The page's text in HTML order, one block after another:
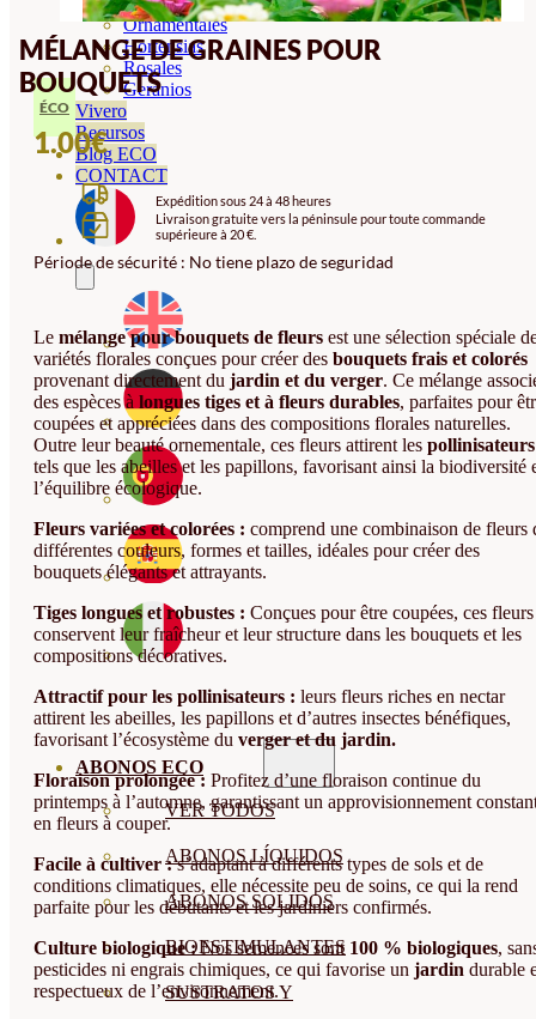
Ornamentales
Hortensias
Rosales
Geranios
Vivero
Recursos
Blog ECO
CONTACT
ABONOS ECO
VER TODOS
ABONOS LÍQUIDOS
ABONOS SOLIDOS
BIOESTIMULANTES
SUSTRATOS Y
MÉLANGE DE GRAINES POUR
BOUQUETS
ÉCO
1.00€
Expédition sous 24 à 48 heures
Livraison gratuite vers la péninsule pour toute commande
supérieure à 20 €.
Période de sécurité : No tiene plazo de seguridad
Le mélange pour bouquets de fleurs est une sélection spéciale
variétés florales conçues pour créer des bouquets frais et colorés
provenant directement du jardin et du verger. Ce mélange
des espèces à longues tiges et à fleurs durables, parfaites pour
coupées et appréciées dans des compositions florales naturelles.
Outre leur beauté ornementale, ces fleurs attirent les pollinisateurs
tels que les abeilles et les papillons, favorisant ainsi la biodiversité
l’équilibre écologique.
Fleurs variées et colorées : comprend une combinaison de fleurs
différentes couleurs, formes et tailles, idéales pour créer des
bouquets élégants et attrayants.
Tiges longues et robustes : Conçues pour être coupées, ces fleurs
conservent leur fraîcheur et leur structure dans les bouquets et les
compositions décoratives.
Attractif pour les pollinisateurs : leurs fleurs riches en nectar
attirent les abeilles, les papillons et d’autres insectes bénéfiques,
favorisant l’écosystème du verger et du jardin.
Floraison prolongée : Profitez d’une floraison continue du
printemps à l’automne, garantissant un approvisionnement
en fleurs à couper.
Facile à cultiver :s’adaptant à différents types de sols et de
conditions climatiques, elle nécessite peu de soins, ce qui la rend
parfaite pour les débutants et les jardiniers confirmés.
Culture biologique :Nos semences sont 100 % biologiques,
pesticides ni engrais chimiques, ce qui favorise un jardin durable
respectueux de l’environnement.